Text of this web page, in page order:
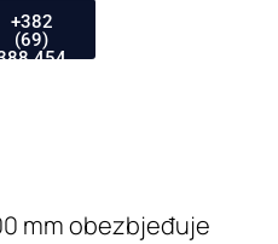
+382
(69)
454
mm obezbjeđuje